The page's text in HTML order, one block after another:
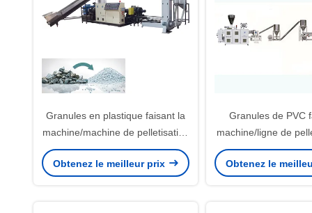
Granules en plastique faisant la
machine/machine de pelletisation
de recyclage
Obtenez le meilleur prix
Granules de PVC
machine/ligne de
PVC
Obtenez le